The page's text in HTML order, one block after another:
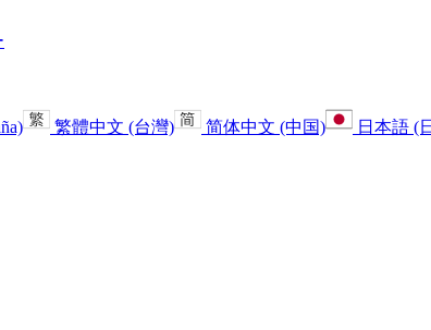
繁體中文 (台灣) 简体中文 (中国) 日本語 (